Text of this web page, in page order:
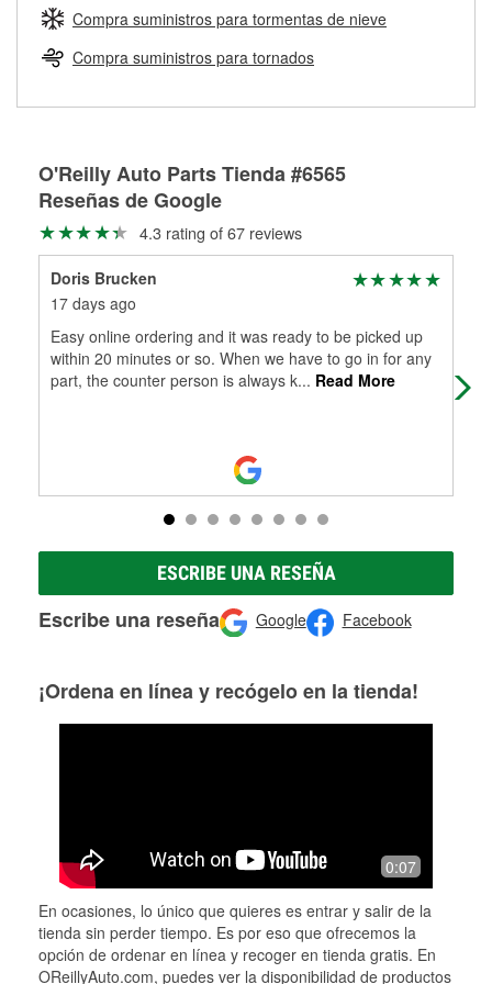
Más información sobre el Programa de Préstamo de
Herramientas de O'Reilly
medirán tus tambores o discos para determinar si pueden
ser rectificados con seguridad. Si tus tambores o discos no
pueden ser reutilizados, podemos ayudarte a encontrar las
partes de reemplazo correctas para tu reparación.
Rectificación de tambores y discos de freno
Compra suministros para tormentas de nieve
Compra suministros para tornados
O'Reilly Auto Parts Tienda #6565
Reseñas de Google
4.3 rating of 67 reviews
Doris Brucken
17 days ago
Easy online ordering and it was ready to be picked up
within 20 minutes or so. When we have to go in for any
part, the counter person is always k... Read More
ESCRIBE UNA RESEÑA
Escribe una reseña Google Facebook
¡Ordena en línea y recógelo en la tienda!
0:07
En ocasiones, lo único que quieres es entrar y salir de la
tienda sin perder tiempo. Es por eso que ofrecemos la
opción de ordenar en línea y recoger en tienda gratis. En
OReillyAuto.com, puedes ver la disponibilidad de productos